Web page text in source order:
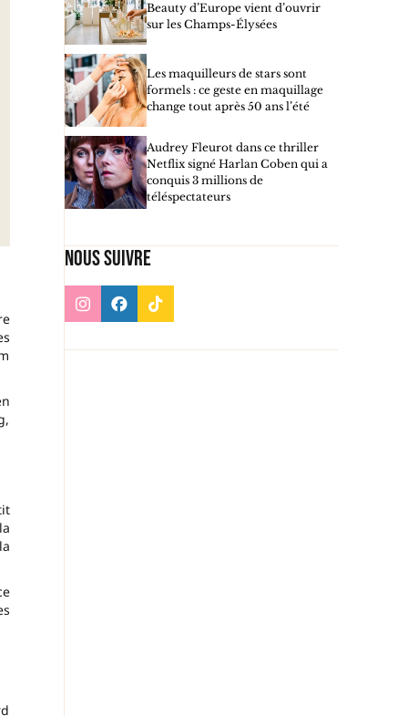
Beauty d’Europe vient d’ouvrir
sur les Champs-Élysées
Les maquilleurs de stars sont
formels : ce geste en maquillage
change tout après 50 ans l’été
Audrey Fleurot dans ce thriller
Netflix signé Harlan Coben qui a
conquis 3 millions de
téléspectateurs
Nous suivre